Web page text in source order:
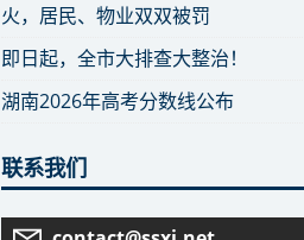
火，居民、物业双双被罚
即日起，全市大排查大整治！
湖南2026年高考分数线公布
联系我们